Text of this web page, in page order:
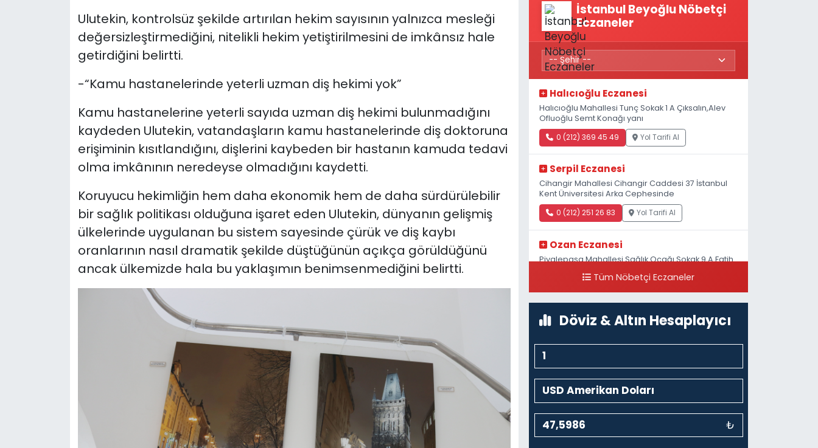
Ulutekin, kontrolsüz şekilde artırılan hekim sayısının yalnızca mesleği
değersizleştirmediğini, nitelikli hekim yetiştirilmesini de imkânsız hale
getirdiğini belirtti.
-“Kamu hastanelerinde yeterli uzman diş hekimi yok”
Kamu hastanelerine yeterli sayıda uzman diş hekimi bulunmadığını
kaydeden Ulutekin, vatandaşların kamu hastanelerinde diş doktoruna
erişiminin kısıtlandığını, dişlerini kaybeden bir hastanın kamuda tedavi
olma imkânının neredeyse olmadığını kaydetti.
Koruyucu hekimliğin hem daha ekonomik hem de daha sürdürülebilir
bir sağlık politikası olduğuna işaret eden Ulutekin, dünyanın gelişmiş
ülkelerinde uygulanan bu sistem sayesinde çürük ve diş kaybı
oranlarının nasıl dramatik şekilde düştüğünün açıkça görüldüğünü
ancak ülkemizde hala bu yaklaşımın benimsenmediğini belirtti.
İstanbul Beyoğlu Nöbetçi
Eczaneler
Halıcıoğlu Eczanesi
Halıcıoğlu Mahallesi Tunç Sokak 1 A Çıksalın,Alev
Ofluoğlu Semt Konağı yanı
0 (212) 369 45 49 Yol Tarifi Al
Serpil Eczanesi
Cihangir Mahallesi Cihangir Caddesi 37 İstanbul
Kent Üniversitesi Arka Cephesinde
0 (212) 251 26 83 Yol Tarifi Al
Ozan Eczanesi
Piyalepaşa Mahallesi Sağlık Ocağı Sokak 9 A Fatih
Tüm Nöbetçi Eczaneler
Döviz & Altın Hesaplayıcı
₺